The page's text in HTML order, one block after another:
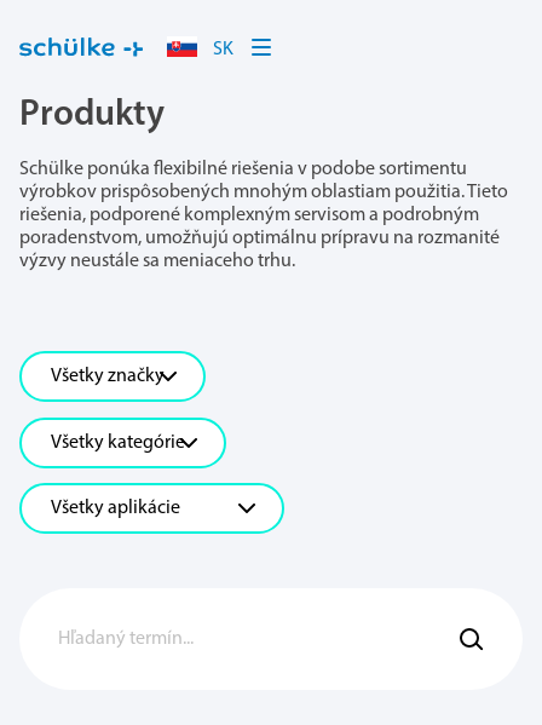
SK
Produkty
Schülke ponúka flexibilné riešenia v podobe sortimentu
výrobkov prispôsobených mnohým oblastiam použitia. Tieto
riešenia, podporené komplexným servisom a podrobným
poradenstvom, umožňujú optimálnu prípravu na rozmanité
výzvy neustále sa meniaceho trhu.